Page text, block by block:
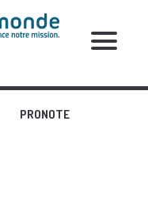
PRONOTE